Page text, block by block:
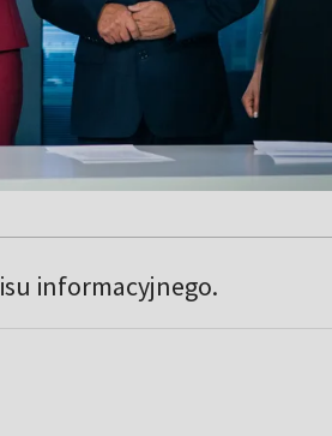
informacyjnego.